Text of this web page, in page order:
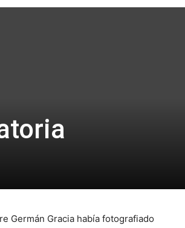
Germán Gracia había fotografiado